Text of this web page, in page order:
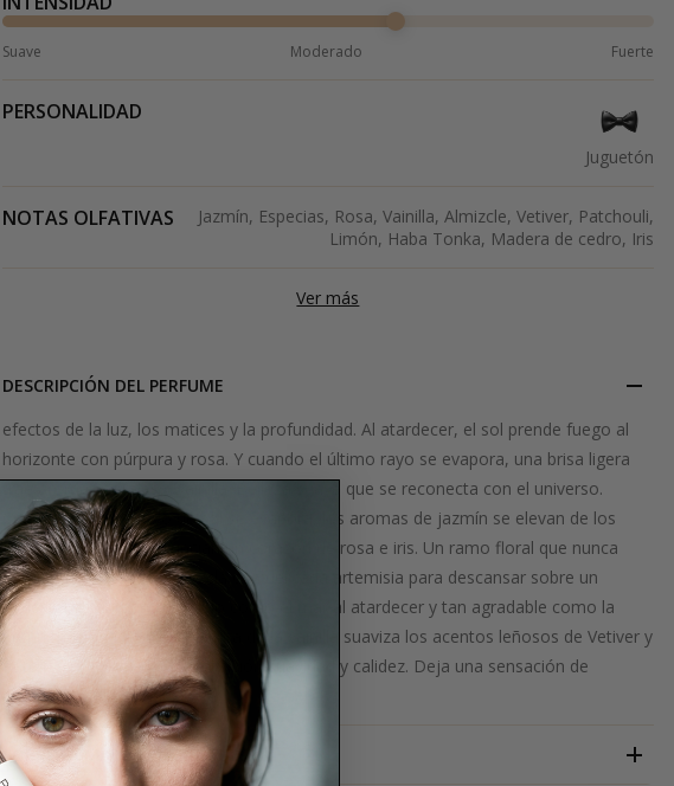
Suave Moderado Fuerte
PERSONALIDAD
Juguetón
NOTAS OLFATIVAS
Jazmín, Especias, Rosa, Vainilla, Almizcle, Vetiver, Patchouli,
Limón, Haba Tonka, Madera de cedro, Iris
Ver más
DESCRIPCIÓN DEL PERFUME
efectos de la luz, los matices y la profundidad. Al atardecer, el sol prende fuego al
horizonte con púrpura y rosa. Y cuando el último rayo se evapora, una brisa ligera
trae aromas florales y vainilla. Belleza suave que se reconecta con el universo.
Cuando el último rayo de sol se evapora, los aromas de jazmín se elevan de los
jardines de Tupai y anuncian un corazón de rosa e iris. Un ramo floral que nunca
parece marchitar y se mezcla con delicada artemisia para descansar sobre un
pedestal de ámbar tan cálido como el mar al atardecer y tan agradable como la
arena muy fina. Aquí, la dulzura de la vainilla suaviza los acentos leñosos de Vetiver y
Patchouli y le da a la composición suavidad y calidez. Deja una sensación de
renacimiento en la piel.
SOBRE LA MARCA BLEND OUD